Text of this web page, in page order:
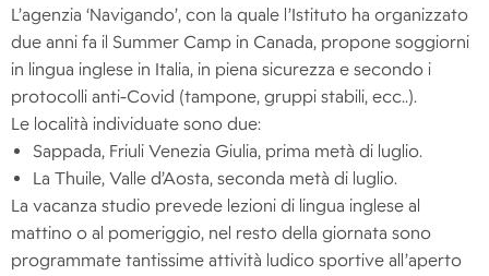
L’agenzia ‘Navigando’, con la quale l’Istituto ha organizzato
due anni fa il Summer Camp in Canada, propone soggiorni
in lingua inglese in Italia, in piena sicurezza e secondo i
protocolli anti-Covid (tampone, gruppi stabili, ecc..).
Le località individuate sono due:
Sappada, Friuli Venezia Giulia, prima metà di luglio.
La Thuile, Valle d’Aosta, seconda metà di luglio.
La vacanza studio prevede lezioni di lingua inglese al
mattino o al pomeriggio, nel resto della giornata sono
programmate tantissime attività ludico sportive all’aperto